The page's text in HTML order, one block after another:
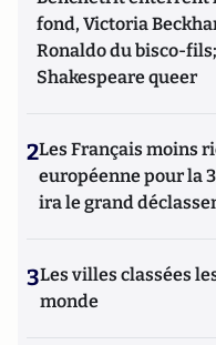
fond, Victoria
Ronaldo du bisco-
Shakespeare queer
2Les Français moins
européenne pour la
ira le grand
3Les villes classées
monde